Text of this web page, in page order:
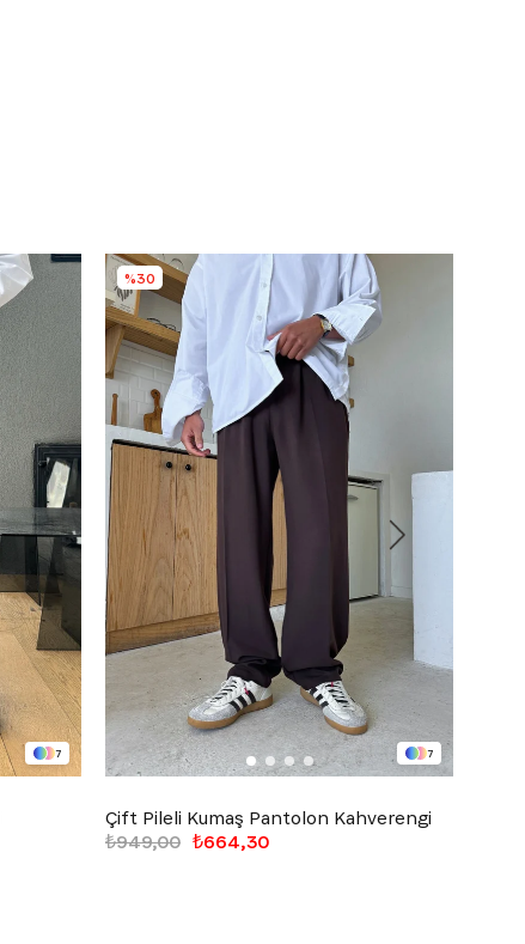
7 7
Çift Pileli Kumaş Pantolon Kahverengi
₺664,30
₺949,00
%30